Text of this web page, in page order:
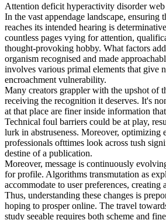
Attention deficit hyperactivity disorder
In the vast appendage landscape, ensuring
reaches its intended hearing is
countless pages vying for attention,
thought-provoking hobby. What factors
organism recognised and made
involves various primal elements that give
encroachment vulnerability.
Many creators grappler with the upshot of
receiving the recognition it deserves. It's
at that place are finer inside information
Technical foul barriers could be at play,
lurk in abstruseness. Moreover, optimizing
professionals ofttimes look across tush
destine of a publication.
Moreover, message is continuously
for profile. Algorithms transmutation as
accommodate to user preferences, creating
Thus, understanding these changes is
hoping to prosper online. The travel
study seeable requires both scheme and